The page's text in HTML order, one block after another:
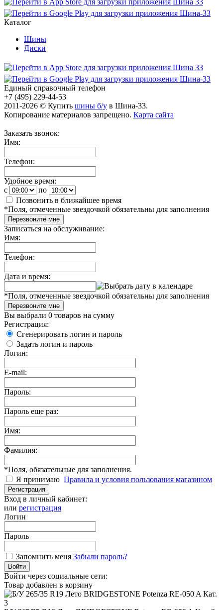
Каталог
Шины
Диски
Единый справочный телефон
+7 (495) 229-44-53
2011-2026 © Купить шины б/у в Шина-33.
Копирование материалов запрещено. Карта сайта
Заказать звонок:
Имя:
Телефон:
Удобное время:
c
по
Позвонить в ближайшее время
*Поля, отмеченные звездочкой обязательны для заполнения
Перезвоните мне
Записаться на обслуживание:
Имя:
Телефон:
Дата и время:
*Поля, отмеченные звездочкой обязательны для заполнения
Перезвоните мне
Вы выбрали 0 товаров на сумму
Регистрация:
Сгенерировать логин и пароль
Задать логин и пароль
Логин:
E-mail:
Пароль:
Пароль еще раз:
Имя:
Фамилия:
*Поля, обязательные для заполнения.
Я принимаю Правила и условия пользования магазином
Регистрация
Вход в личный кабинет:
или регистрация
Логин
Пароль
Запомнить меня Забыли пароль?
Войти
Войти через социальные сети:
Товар добавлен в корзину